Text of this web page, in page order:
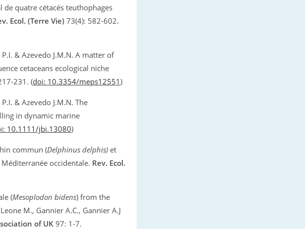
de quatre cétacés teuthophages
Ecol. (Terre Vie)73(4): 582-602.
& Azevedo J.M.N. A matter of
cetaceans ecological niche
231. (doi: 10.3354/meps12551)
& Azevedo J.M.N. The
in dynamic marine
10.1111/jbi.13080)
commun (Delphinus delphis) et
Méditerranée occidentale. Rev. Ecol.
(Mesoplodon bidens) from the
M., Gannier A.C., Gannier A.J
of UK97: 1-7.